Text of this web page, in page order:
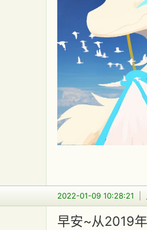
2022-01-09 10:28:21
早安~从2019